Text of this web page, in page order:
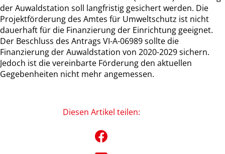
der Auwaldstation soll langfristig gesichert werden. Die
Projektförderung des Amtes für Umweltschutz ist nicht
dauerhaft für die Finanzierung der Einrichtung geeignet.
Der Beschluss des Antrags VI-A-06989 sollte die
Finanzierung der Auwaldstation von 2020-2029 sichern.
Jedoch ist die vereinbarte Förderung den aktuellen
Gegebenheiten nicht mehr angemessen.
Diesen Artikel teilen: